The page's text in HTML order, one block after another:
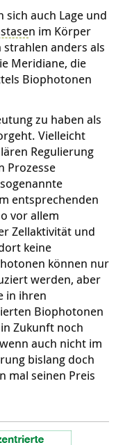
auch Lage und
n im Körper
anders als
Meridiane, die
Biophotonen
zu haben als
Vielleicht
Regulierung
Prozesse
entsprechenden
vor allem
Zellaktivität und
keine
können nur
werden, aber
in ihren
Biophotonen
Zukunft noch
auch nicht im
bislang doch
mal seinen Preis